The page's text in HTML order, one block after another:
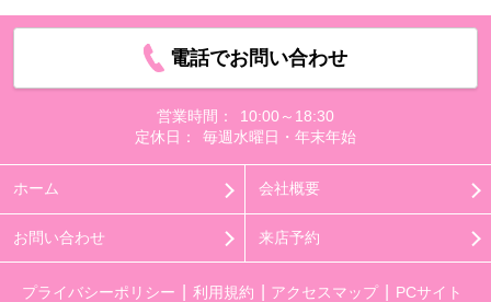
電話でお問い合わせ
営業時間：
10:00～18:30
定休日：
毎週水曜日・年末年始
ホーム 会社概要
お問い合わせ 来店予約
プライバシーポリシー 利用規約 アクセスマップ
PCサイト